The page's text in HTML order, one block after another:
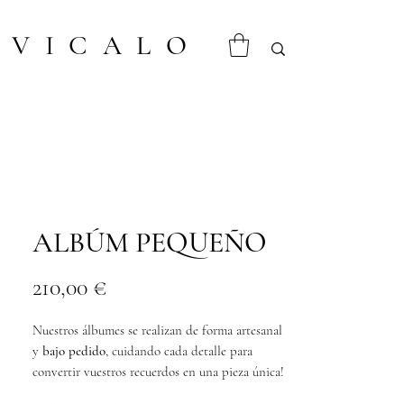
VICALO
ALBÚM PEQUEÑO
210,00 €
Nuestros álbumes se realizan de forma artesanal
y bajo pedido, cuidando cada detalle para
convertir vuestros recuerdos en una pieza única!